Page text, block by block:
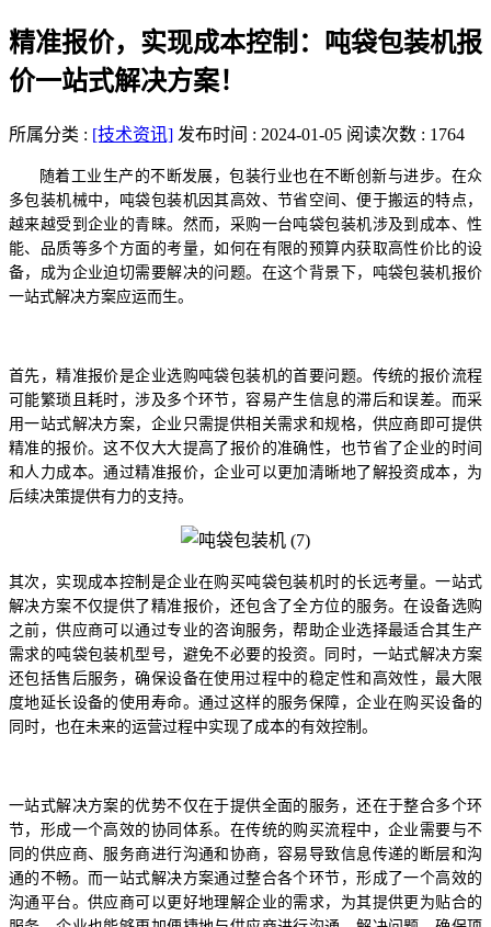
精准报价，实现成本控制：吨袋包装机报
价一站式解决方案！
所属分类 : [技术资讯] 发布时间 : 2024-01-05 阅读次数 : 1764
随着工业生产的不断发展，包装行业也在不断创新与进步。在众
多包装机械中，吨袋包装机因其高效、节省空间、便于搬运的特点，
越来越受到企业的青睐。然而，采购一台吨袋包装机涉及到成本、性
能、品质等多个方面的考量，如何在有限的预算内获取高性价比的设
备，成为企业迫切需要解决的问题。在这个背景下，吨袋包装机报价
一站式解决方案应运而生。
首先，精准报价是企业选购吨袋包装机的首要问题。传统的报价流程
可能繁琐且耗时，涉及多个环节，容易产生信息的滞后和误差。而采
用一站式解决方案，企业只需提供相关需求和规格，供应商即可提供
精准的报价。这不仅大大提高了报价的准确性，也节省了企业的时间
和人力成本。通过精准报价，企业可以更加清晰地了解投资成本，为
后续决策提供有力的支持。
其次，实现成本控制是企业在购买吨袋包装机时的长远考量。一站式
解决方案不仅提供了精准报价，还包含了全方位的服务。在设备选购
之前，供应商可以通过专业的咨询服务，帮助企业选择最适合其生产
需求的吨袋包装机型号，避免不必要的投资。同时，一站式解决方案
还包括售后服务，确保设备在使用过程中的稳定性和高效性，最大限
度地延长设备的使用寿命。通过这样的服务保障，企业在购买设备的
同时，也在未来的运营过程中实现了成本的有效控制。
一站式解决方案的优势不仅在于提供全面的服务，还在于整合多个环
节，形成一个高效的协同体系。在传统的购买流程中，企业需要与不
同的供应商、服务商进行沟通和协商，容易导致信息传递的断层和沟
通的不畅。而一站式解决方案通过整合各个环节，形成了一个高效的
沟通平台。供应商可以更好地理解企业的需求，为其提供更为贴合的